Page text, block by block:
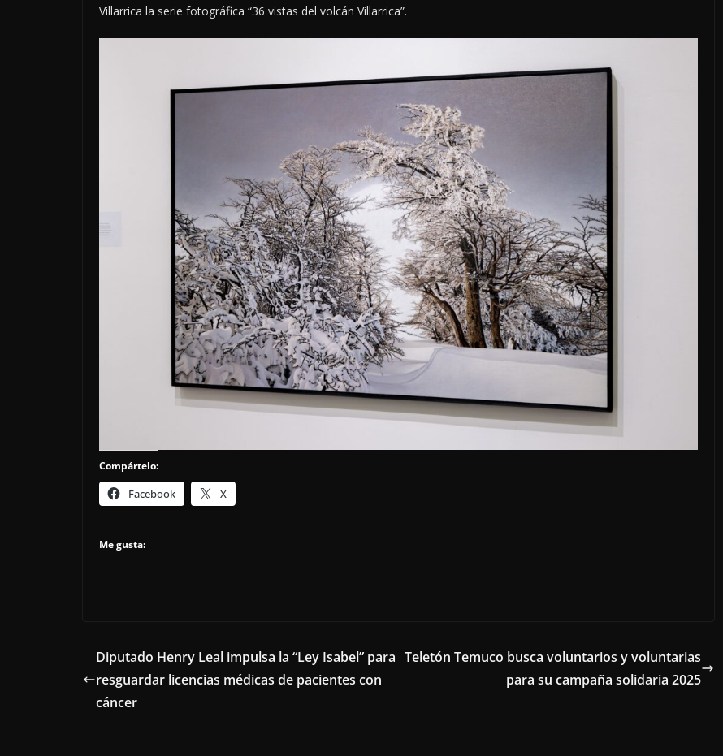
Villarrica la serie fotográfica “36 vistas del volcán Villarrica”.
Compártelo:
Facebook X
Me gusta:
Diputado Henry Leal impulsa la “Ley Isabel” para
resguardar licencias médicas de pacientes con
cáncer
Teletón Temuco busca voluntarios y voluntarias
para su campaña solidaria 2025